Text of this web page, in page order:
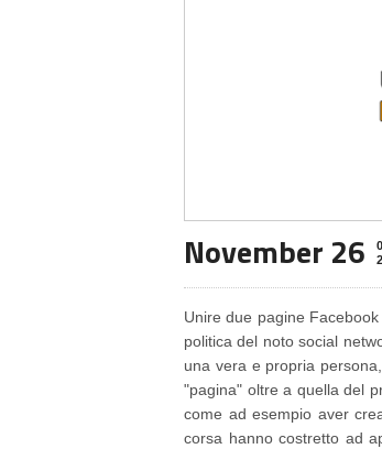
November 26
Unire due pagine
politica del noto social
una vera e propria
"pagina" oltre a quella del
come ad esempio aver
corsa hanno costretto ad